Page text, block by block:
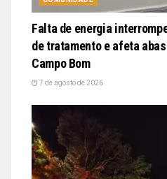
Falta de energia
de tratamento e afeta
Campo Bom
7 de agosto de 2026